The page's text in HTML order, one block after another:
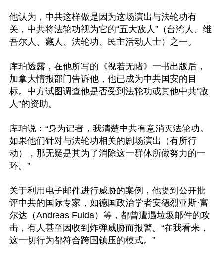
他认为，中共这样做是因为这场演出与法轮功有
关，中共将法轮功视为它的“五大敌人”（台湾人、维
吾尔人、藏人、法轮功、民主活动人士）之一。
库珀透露，在他所写的《视若无睹》一书出版后，
加拿大情报部门告诉他，他已成为中共国安的目
标。中方试图调查他是否受到法轮功或其他中共“敌
人”的资助。
库珀说：“身为记者，我清楚中共有意消灭法轮功。
如果他们针对与法轮功相关的剧场演出（有所行
动），那无疑是其为了消除这一群体所做努力的一
环。”
关于利用电子邮件进行威胁的案例，他提到公开批
评中共的国际专家，如德国政治学者安德烈亚斯·富
尔达（Andreas Fulda）等，都曾遭遇垃圾邮件的攻
击，有人甚至因收到炸弹威胁而报警。“在我看来，
这一切行为都符合跨国镇压的模式。”